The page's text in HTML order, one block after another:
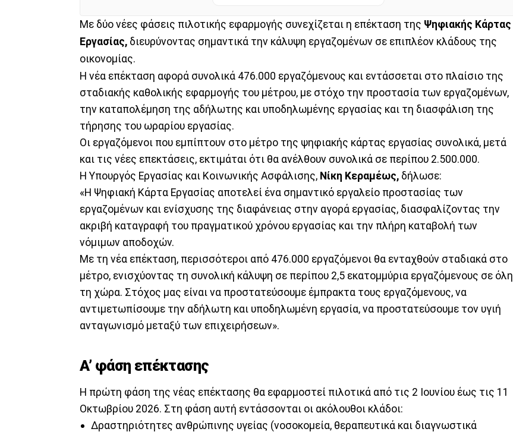
Με δύο νέες φάσεις πιλοτικής εφαρμογής συνεχίζεται η επέκταση της Ψηφιακής Κάρτας
Εργασίας, διευρύνοντας σημαντικά την κάλυψη εργαζομένων σε επιπλέον κλάδους της
οικονομίας.
Η νέα επέκταση αφορά συνολικά 476.000 εργαζόμενους και εντάσσεται στο πλαίσιο της
σταδιακής καθολικής εφαρμογής του μέτρου, με στόχο την προστασία των εργαζομένων,
την καταπολέμηση της αδήλωτης και υποδηλωμένης εργασίας και τη διασφάλιση της
τήρησης του ωραρίου εργασίας.
Οι εργαζόμενοι που εμπίπτουν στο μέτρο της ψηφιακής κάρτας εργασίας συνολικά, μετά
και τις νέες επεκτάσεις, εκτιμάται ότι θα ανέλθουν συνολικά σε περίπου 2.500.000.
Η Υπουργός Εργασίας και Κοινωνικής Ασφάλισης, Νίκη Κεραμέως, δήλωσε:
«Η Ψηφιακή Κάρτα Εργασίας αποτελεί ένα σημαντικό εργαλείο προστασίας των
εργαζομένων και ενίσχυσης της διαφάνειας στην αγορά εργασίας, διασφαλίζοντας την
ακριβή καταγραφή του πραγματικού χρόνου εργασίας και την πλήρη καταβολή των
νόμιμων αποδοχών.
Με τη νέα επέκταση, περισσότεροι από 476.000 εργαζόμενοι θα ενταχθούν σταδιακά στο
μέτρο, ενισχύοντας τη συνολική κάλυψη σε περίπου 2,5 εκατομμύρια εργαζόμενους σε όλη
τη χώρα. Στόχος μας είναι να προστατεύσουμε έμπρακτα τους εργαζόμενους, να
αντιμετωπίσουμε την αδήλωτη και υποδηλωμένη εργασία, να προστατεύσουμε τον υγιή
ανταγωνισμό μεταξύ των επιχειρήσεων».
Α’ φάση επέκτασης
Η πρώτη φάση της νέας επέκτασης θα εφαρμοστεί πιλοτικά από τις 2 Ιουνίου έως τις 11
Οκτωβρίου 2026. Στη φάση αυτή εντάσσονται οι ακόλουθοι κλάδοι:
Δραστηριότητες ανθρώπινης υγείας (νοσοκομεία, θεραπευτικά και διαγνωστικά